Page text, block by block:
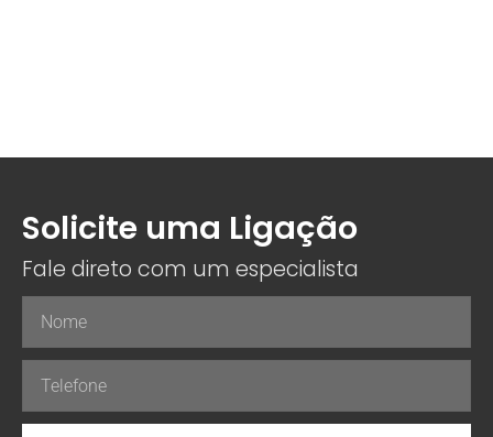
Solicite uma Ligação
Fale direto com um especialista